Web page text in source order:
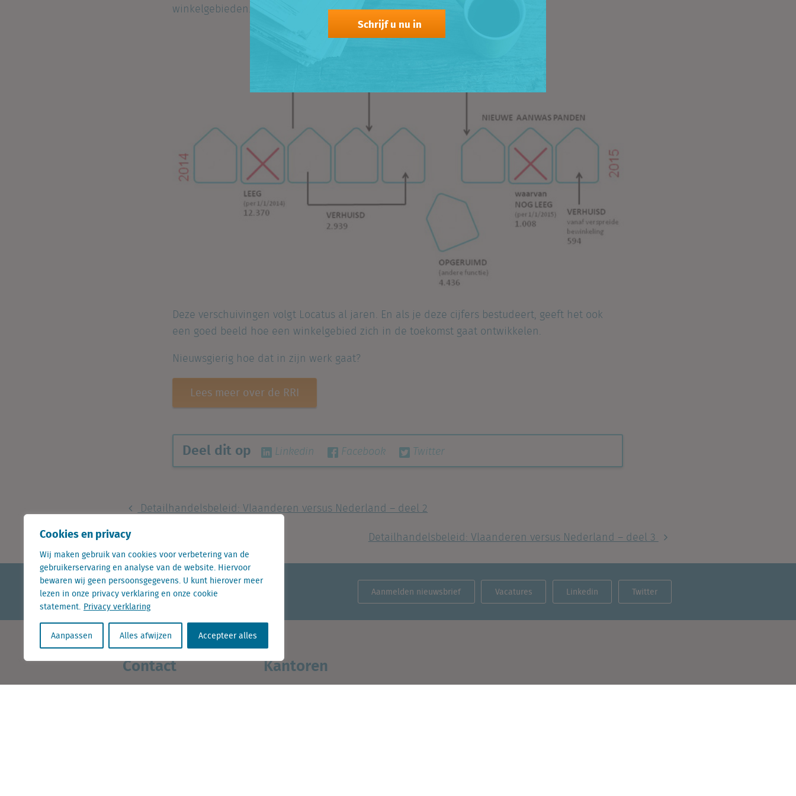
Cookies en privacy
Wij maken gebruik van cookies voor verbetering van de
gebruikerservaring en analyse van de website. Hiervoor
bewaren wij geen persoonsgegevens. U kunt hierover meer
lezen in onze privacy verklaring en onze cookie
statement. Privacy verklaring
Aanpassen Alles afwijzen Accepteer alles
winkelgebieden. Maar toch zien we een grote dynamiek:
Deze verschuivingen volgt Locatus al jaren. En als je deze cijfers bestudeert, geeft het ook
een goed beeld hoe een winkelgebied zich in de toekomst gaat ontwikkelen.
Nieuwsgierig hoe dat in zijn werk gaat?
Lees meer over de RRI
Deel dit op Linkedin Facebook Twitter
Detailhandelsbeleid: Vlaanderen versus Nederland – deel 2
Detailhandelsbeleid: Vlaanderen versus Nederland – deel 3
KvK nr. Utrecht 27129168
BTW nr. 0094.53.465.B.01
Aanmelden nieuwsbrief Vacatures Linkedin Twitter
Contact Kantoren
Schrijf u nu in